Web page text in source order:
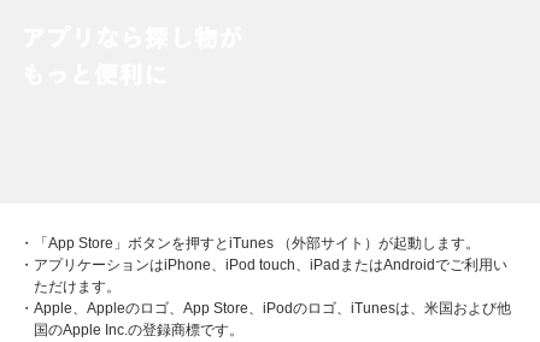
・「App Store」ボタンを押すとiTunes （外部サイト）が起動します。
・アプリケーションはiPhone、iPod touch、iPadまたはAndroidでご利用い
ただけます。
・Apple、Appleのロゴ、App Store、iPodのロゴ、iTunesは、米国および他
国のApple Inc.の登録商標です。